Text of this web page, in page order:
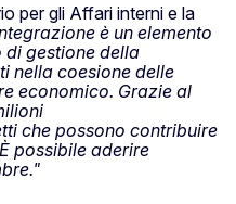
per gli Affari interni e la
è un elemento
gestione della
nella coesione delle
economico. Grazie al
che possono contribuire
possibile aderire